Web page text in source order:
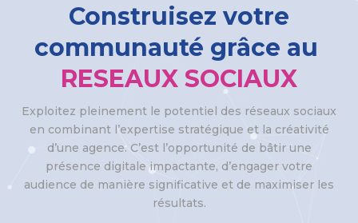
Construisez votre
communauté grâce au
RESEAUX SOCIAUX
Exploitez pleinement le potentiel des réseaux sociaux
en combinant l’expertise stratégique et la créativité
d’une agence. C’est l’opportunité de bâtir une
présence digitale impactante, d’engager votre
audience de manière significative et de maximiser les
résultats.